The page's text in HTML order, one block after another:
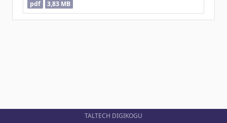
pdf
3,83 MB
TALTECH DIGIKOGU